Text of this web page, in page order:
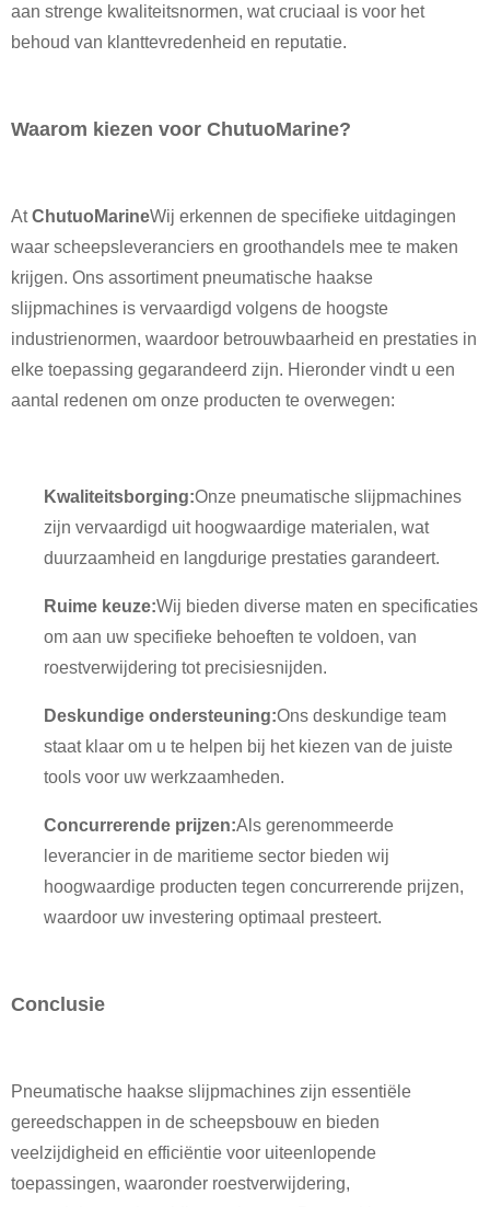
aan strenge kwaliteitsnormen, wat cruciaal is voor het
behoud van klanttevredenheid en reputatie.
Waarom kiezen voor ChutuoMarine?
AtChutuoMarineWij erkennen de specifieke uitdagingen
waar scheepsleveranciers en groothandels mee te maken
krijgen. Ons assortiment pneumatische haakse
slijpmachines is vervaardigd volgens de hoogste
industrienormen, waardoor betrouwbaarheid en prestaties in
elke toepassing gegarandeerd zijn. Hieronder vindt u een
aantal redenen om onze producten te overwegen:
Kwaliteitsborging:Onze pneumatische slijpmachines
zijn vervaardigd uit hoogwaardige materialen, wat
duurzaamheid en langdurige prestaties garandeert.
Ruime keuze:Wij bieden diverse maten en specificaties
om aan uw specifieke behoeften te voldoen, van
roestverwijdering tot precisiesnijden.
Deskundige ondersteuning:Ons deskundige team
staat klaar om u te helpen bij het kiezen van de juiste
tools voor uw werkzaamheden.
Concurrerende prijzen:Als gerenommeerde
leverancier in de maritieme sector bieden wij
hoogwaardige producten tegen concurrerende prijzen,
waardoor uw investering optimaal presteert.
Conclusie
Pneumatische haakse slijpmachines zijn essentiële
gereedschappen in de scheepsbouw en bieden
veelzijdigheid en efficiëntie voor uiteenlopende
toepassingen, waaronder roestverwijdering,